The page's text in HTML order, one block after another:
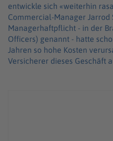
entwickle sich «weiterhin
Commercial-Manager Jarrod
Managerhaftpflicht - in der
Officers) genannt - hatte
Jahren so hohe Kosten
Versicherer dieses Geschäft